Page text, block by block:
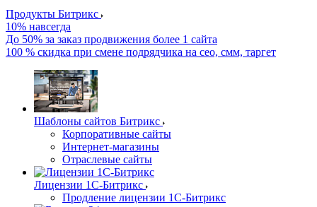
Продукты Битрикс
10% навсегда
До 50% за заказ продвижения более 1 сайта
100 % скидка при смене подрядчика на сео, смм, таргет
Шаблоны сайтов Битрикс
Корпоративные сайты
Интернет-магазины
Отраслевые сайты
Лицензии 1С-Битрикс
Продление лицензии 1С-Битрикс